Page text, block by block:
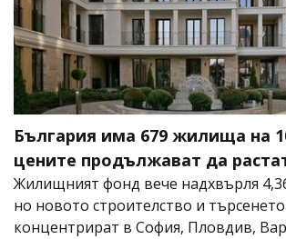
България има 679 жилища на
цените продължават да
Жилищният фонд вече надхвърля
но новото строителство и търсенето
концентрират в София, Пловдив,